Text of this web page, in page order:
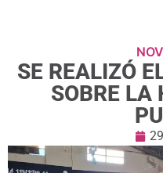
SE REALIZÓ
SOBRE LA